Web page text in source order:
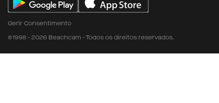
Gerir Consentimento
©1998 - 2026 Beachcam - Todos os direitos reservados.